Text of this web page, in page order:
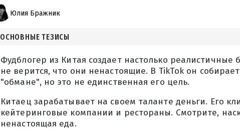
Юлия Бражник
ОСНОВНЫЕ ТЕЗИСЫ
Фудблогер из Китая создает настолько реалистичные
не верится, что они ненастоящие. В TikTok он
"обмане", но это не единственная его цель.
Китаец зарабатывает на своем таланте деньги. Его
кейтеринговые компании и рестораны. Смотрите,
ненастоящая еда.